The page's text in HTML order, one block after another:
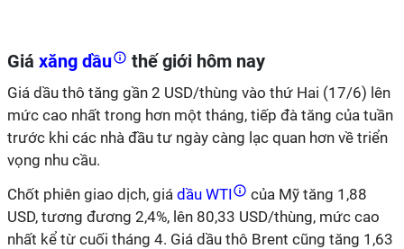
Giá xăng dầu thế giới hôm nay
Giá dầu thô tăng gần 2 USD/thùng vào thứ Hai (17/6) lên
mức cao nhất trong hơn một tháng, tiếp đà tăng của tuần
trước khi các nhà đầu tư ngày càng lạc quan hơn về triển
vọng nhu cầu.
Chốt phiên giao dịch, giá dầu WTI
của Mỹ tăng 1,88
USD, tương đương 2,4%, lên 80,33 USD/thùng, mức cao
nhất kể từ cuối tháng 4. Giá dầu thô Brent cũng tăng 1,63